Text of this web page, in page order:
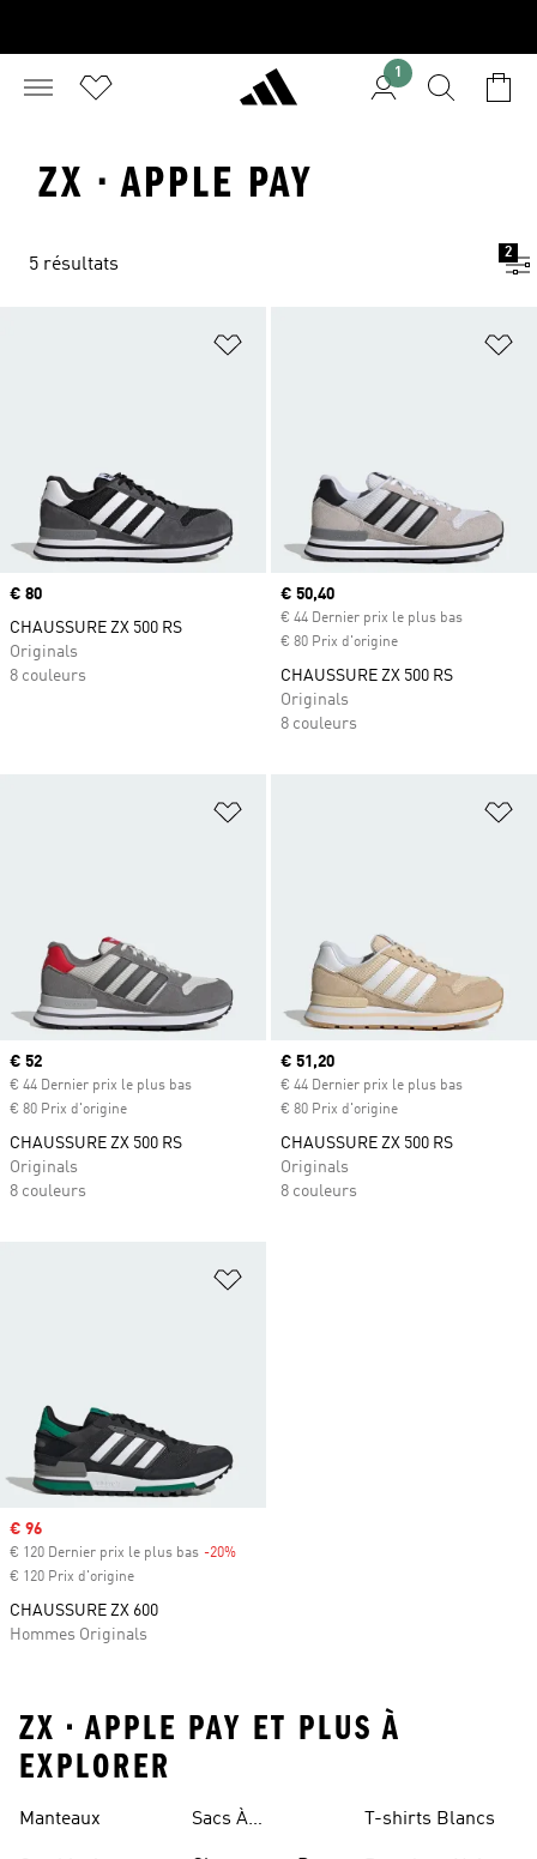
1
ZX · APPLE PAY
5 résultats
2
Ajouter à la Liste de produits
Prix
€ 80
CHAUSSURE ZX 500 RS
Originals
8 couleurs
Prix actuel
€ 50,40
€ 44 Dernier prix le plus bas
€ 80 Prix d'origine
CHAUSSURE ZX 500 RS
Originals
8 couleurs
Ajouter à la Liste de produits
Prix actuel
€ 52
€ 44 Dernier prix le plus bas
€ 80 Prix d'origine
CHAUSSURE ZX 500 RS
Originals
8 couleurs
Prix actuel
€ 51,20
€ 44 Dernier prix le plus bas
€ 80 Prix d'origine
CHAUSSURE ZX 500 RS
Originals
8 couleurs
Prix soldé
€ 96
€ 120 Dernier prix le plus bas -20%
€ 120 Prix d'origine
CHAUSSURE ZX 600
Hommes Originals
ZX • APPLE PAY ET PLUS À
EXPLORER
Manteaux
Sacs À
T-shirts Blancs